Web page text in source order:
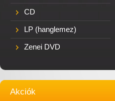
CD
LP (hanglemez)
Zenei DVD
Akciók